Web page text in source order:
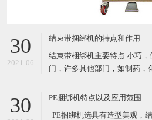
30
2021-06
结束带捆绑机的特点和作用
结束带梱绑机主要特点 小巧
门，许多其他部门，如制药，
板） 通过自动照片眼（自动装
30 PE捆绑机特点以及应用范围
PE捆绑机选具有造型美观，